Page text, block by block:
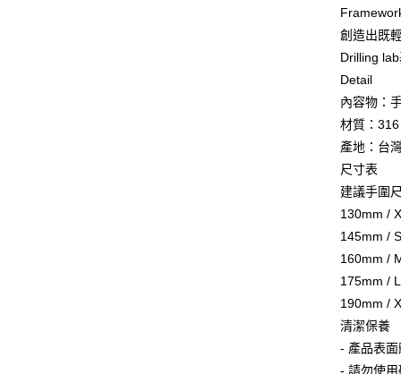
匯豐（
聯邦商
玉山商
台新國
台灣樂
街口支付
悠遊付
AFTEE先
相關說明
【關於「
AFTEE先
１．簡單
２．便利
【「
１．於結
２．訂單
３．收到
／ATM／
※ 請注意
絡購買商
先享後付
ATM付款
運送方式
全家取貨
每筆
7-11取貨
每筆
順豐速運
每筆
創造出既
Drilling
Detail
內容物：
材質：
產地：台
尺寸表
建議手圍
130mm /
145mm /
160mm /
175mm / L
190mm /
清潔保養
- 產品表
- 請勿使